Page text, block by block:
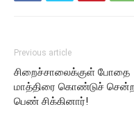
Previous article
சிறைச்சாலைக்குள் போதை
மாத்திரை கொண்டுச்
பெண் சிக்கினார்!